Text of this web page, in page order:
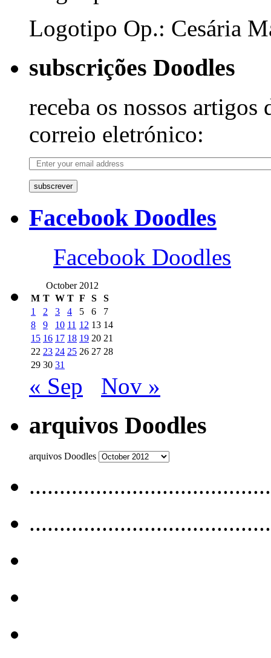
Logotipo Op.: Cesária
subscrições Doodles
receba os nossos artigos
correio eletrónico:
subscrever
Facebook Doodles
Facebook Doodles
October 2012
M T W T F S
S
1
2 3 4 5 6
7
8
9 10 11 12 13 14
15 16 17 18 19 20 21
22 23 24 25 26 27 28
29 30 31
« Sep Nov »
arquivos Doodles
arquivos Doodles